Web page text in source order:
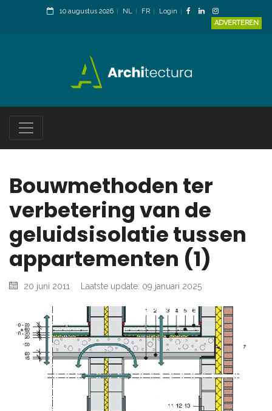
10 augustus 2026 NL FR
Login
ADVERTEREN
Bouwmethoden ter
verbetering van de
geluidsisolatie tussen
appartementen (1)
20 juni 2011 Laatste update: 09 januari 2025